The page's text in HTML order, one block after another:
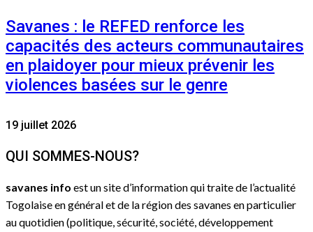
Savanes : le REFED renforce les
capacités des acteurs communautaires
en plaidoyer pour mieux prévenir les
violences basées sur le genre
19 juillet 2026
QUI SOMMES-NOUS?
savanes info est un site d’information qui traite de l’actualité
Togolaise en général et de la région des savanes en particulier
au quotidien (politique, sécurité, société, développement